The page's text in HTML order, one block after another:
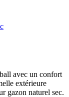
avec un confort
extérieure
gazon naturel sec.